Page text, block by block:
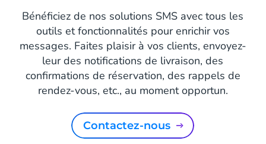
Bénéficiez de nos solutions SMS avec tous les
outils et fonctionnalités pour enrichir vos
messages. Faites plaisir à vos clients, envoyez-
leur des notifications de livraison, des
confirmations de réservation, des rappels de
rendez-vous, etc., au moment opportun.
Contactez-nous